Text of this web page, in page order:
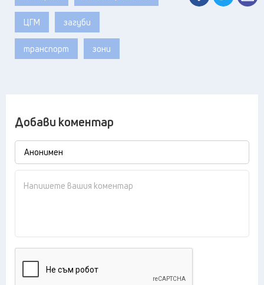
ЦГМ загуби
транспорт зони
Добави коментар